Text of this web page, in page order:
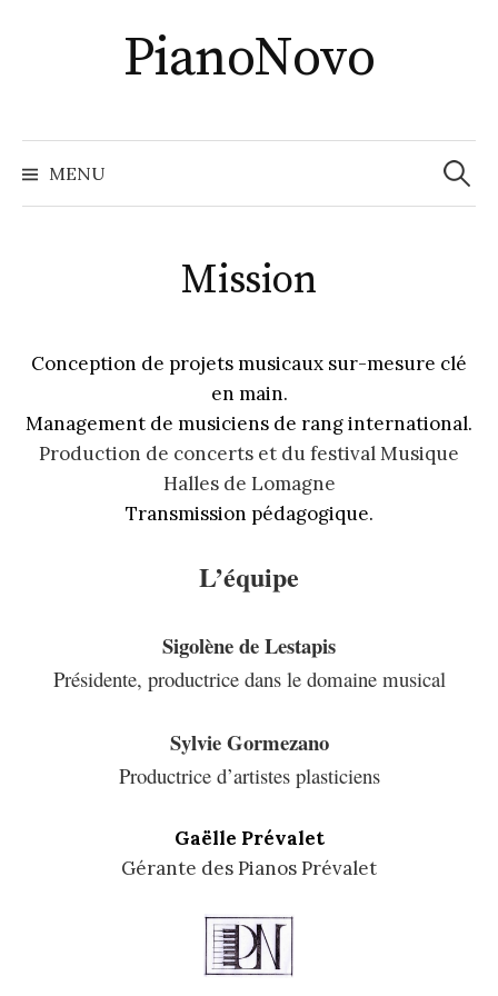
PianoNovo
MENU
Mission
Conception de projets musicaux sur-mesure clé
en main.
Management de musiciens de rang international.
Production de concerts et du festival Musique
Halles de Lomagne
Transmission pédagogique.
L’équipe
Sigolène de Lestapis
Présidente, productrice dans le domaine musical
Sylvie Gormezano
Productrice d’artistes plasticiens
Gaëlle Prévalet
Gérante des Pianos Prévalet